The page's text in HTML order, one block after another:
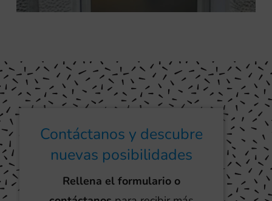
Contáctanos y descubre
nuevas posibilidades
Rellena el formulario o